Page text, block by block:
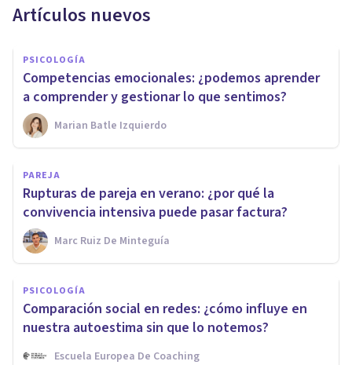
Artículos nuevos
PSICOLOGÍA
Competencias emocionales: ¿podemos aprender
a comprender y gestionar lo que sentimos?
Marian Batle Izquierdo
PAREJA
Rupturas de pareja en verano: ¿por qué la
convivencia intensiva puede pasar factura?
Marc Ruiz De Minteguía
PSICOLOGÍA
Comparación social en redes: ¿cómo influye en
nuestra autoestima sin que lo notemos?
Escuela Europea De Coaching